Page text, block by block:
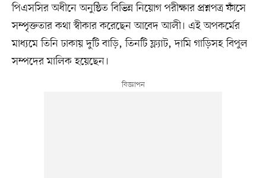
পিএসসির অধীনে অনুষ্ঠিত বিভিন্ন নিয়োগ পরীক্ষার প্রশ্নপত্র ফাঁসে
সম্পৃক্ততার কথা স্বীকার করেছেন আবেদ আলী। এই অপকর্মের
মাধ্যমে তিনি ঢাকায় দুটি বাড়ি, তিনটি ফ্ল্যাট, দামি গাড়িসহ বিপুল
সম্পদের মালিক হয়েছেন।